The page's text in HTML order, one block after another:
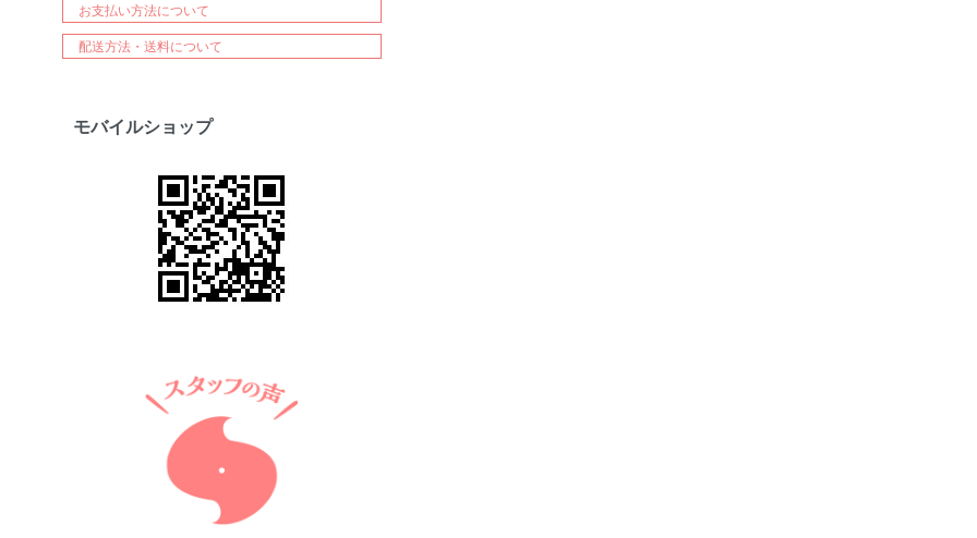
お支払い方法について
配送方法・送料について
モバイルショップ